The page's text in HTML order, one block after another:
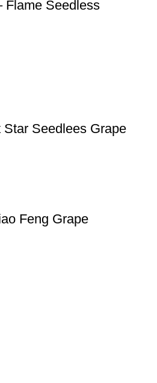
– Flame Seedless
Star Seedlees Grape
Feng Grape